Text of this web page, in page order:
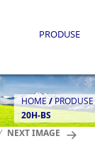
PRODUSE
HOME/PRODUSE
20H-BS
NEXT IMAGE